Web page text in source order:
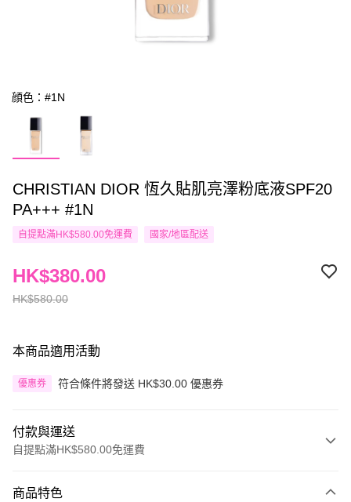
顔色：#1N
CHRISTIAN DIOR 恆久貼肌亮澤粉底液SPF20
PA+++ #1N
自提點滿HK$580.00免運費 國家/地區配送
HK$580.00
HK$380.00
本商品適用活動
優惠券 符合條件將發送 HK$30.00 優惠券
付款與運送
自提點滿HK$580.00免運費
商品特色